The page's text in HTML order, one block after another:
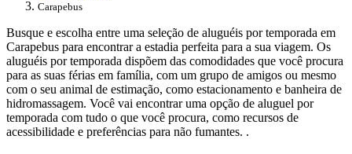
Carapebus
Busque e escolha entre uma seleção de aluguéis por temporada em
Carapebus para encontrar a estadia perfeita para a sua viagem. Os
aluguéis por temporada dispõem das comodidades que você procura
para as suas férias em família, com um grupo de amigos ou mesmo
com o seu animal de estimação, como estacionamento e banheira de
hidromassagem. Você vai encontrar uma opção de aluguel por
temporada com tudo o que você procura, como recursos de
acessibilidade e preferências para não fumantes. .